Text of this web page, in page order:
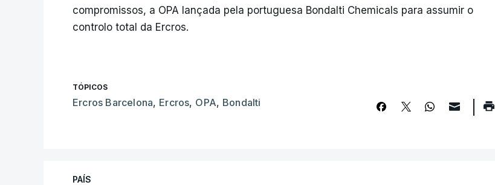
compromissos, a OPA lançada pela portuguesa Bondalti Chemicals para assumir o
controlo total da Ercros.
TÓPICOS
Ercros Barcelona, Ercros, OPA, Bondalti
PAÍS